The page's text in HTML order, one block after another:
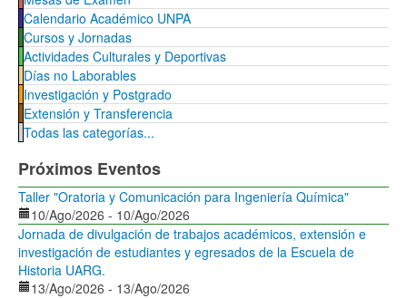
Calendario Académico UNPA
Cursos y Jornadas
Actividades Culturales y Deportivas
Días no Laborables
Investigación y Postgrado
Extensión y Transferencia
Todas las categorías...
Próximos Eventos
Taller "Oratoria y Comunicación para Ingeniería Química"
10/Ago/2026 - 10/Ago/2026
Jornada de divulgación de trabajos académicos, extensión e
investigación de estudiantes y egresados de la Escuela de
Historia UARG.
13/Ago/2026 - 13/Ago/2026